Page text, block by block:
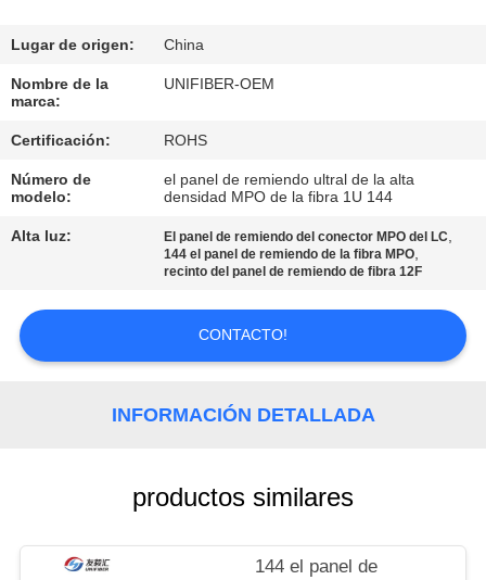
DE
CALIDAD
EN
CONTACTO
NOTICIAS
MAPA
Lugar de origen: China
Nombre de la
marca:
UNIFIBER-OEM
Certificación: ROHS
Número de
modelo:
el panel de remiendo ultral de la alta
densidad MPO de la fibra 1U 144
Alta luz: El panel de remiendo del conector MPO del LC,
144 el panel de remiendo de la fibra MPO,
recinto del panel de remiendo de fibra 12F
CONTACTO!
INFORMACIÓN DETALLADA
productos similares
144 el panel de